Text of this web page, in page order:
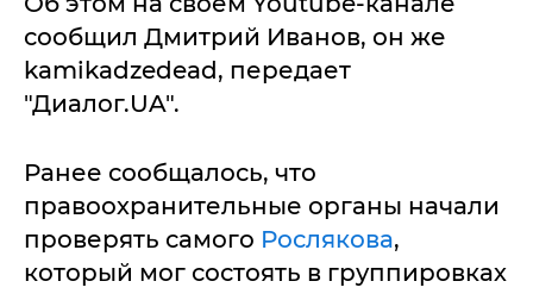
сообщил Дмитрий Иванов, он же
kamikadzedead, передает
"Диалог.UA".
Ранее сообщалось, что
правоохранительные органы начали
проверять самого Рослякова,
который мог состоять в группировках